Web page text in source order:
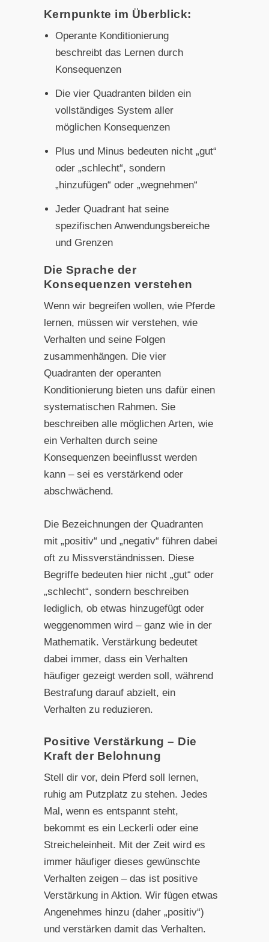
Kernpunkte im Überblick:
Operante Konditionierung
beschreibt das Lernen durch
Konsequenzen
Die vier Quadranten bilden ein
vollständiges System aller
möglichen Konsequenzen
Plus und Minus bedeuten nicht „gut“
oder „schlecht“, sondern
„hinzufügen“ oder „wegnehmen“
Jeder Quadrant hat seine
spezifischen Anwendungsbereiche
und Grenzen
Die Sprache der
Konsequenzen verstehen
Wenn wir begreifen wollen, wie Pferde
lernen, müssen wir verstehen, wie
Verhalten und seine Folgen
zusammenhängen. Die vier
Quadranten der operanten
Konditionierung bieten uns dafür einen
systematischen Rahmen. Sie
beschreiben alle möglichen Arten, wie
ein Verhalten durch seine
Konsequenzen beeinflusst werden
kann – sei es verstärkend oder
abschwächend.
Die Bezeichnungen der Quadranten
mit „positiv“ und „negativ“ führen dabei
oft zu Missverständnissen. Diese
Begriffe bedeuten hier nicht „gut“ oder
„schlecht“, sondern beschreiben
lediglich, ob etwas hinzugefügt oder
weggenommen wird – ganz wie in der
Mathematik. Verstärkung bedeutet
dabei immer, dass ein Verhalten
häufiger gezeigt werden soll, während
Bestrafung darauf abzielt, ein
Verhalten zu reduzieren.
Positive Verstärkung – Die
Kraft der Belohnung
Stell dir vor, dein Pferd soll lernen,
ruhig am Putzplatz zu stehen. Jedes
Mal, wenn es entspannt steht,
bekommt es ein Leckerli oder eine
Streicheleinheit. Mit der Zeit wird es
immer häufiger dieses gewünschte
Verhalten zeigen – das ist positive
Verstärkung in Aktion. Wir fügen etwas
Angenehmes hinzu (daher „positiv“)
und verstärken damit das Verhalten.